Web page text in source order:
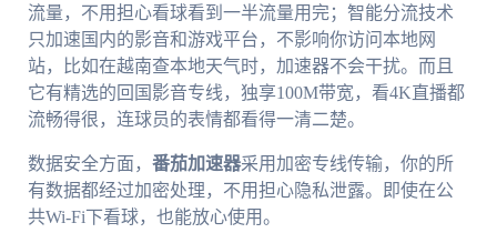
流量，不用担心看球看到一半流量用完；智能分流技术
只加速国内的影音和游戏平台，不影响你访问本地网
站，比如在越南查本地天气时，加速器不会干扰。而且
它有精选的回国影音专线，独享100M带宽，看4K直播都
流畅得很，连球员的表情都看得一清二楚。
数据安全方面， 番茄加速器采用加密专线传输，你的所
有数据都经过加密处理，不用担心隐私泄露。即使在公
共Wi-Fi下看球，也能放心使用。